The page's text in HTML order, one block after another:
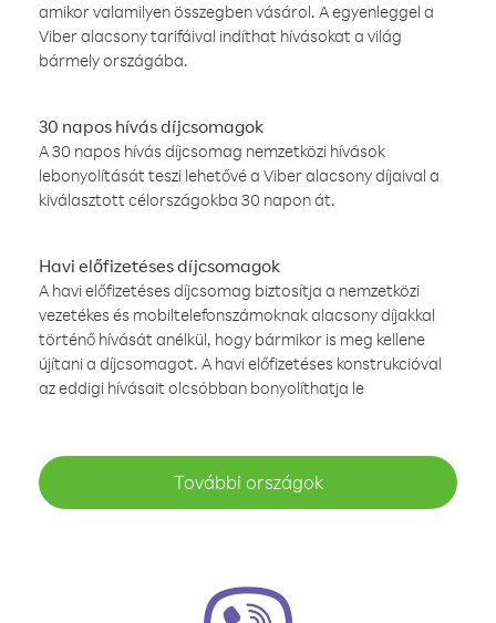
amikor valamilyen összegben vásárol. A egyenleggel a
Viber alacsony tarifáival indíthat hívásokat a világ
bármely országába.
30 napos hívás díjcsomagok
A 30 napos hívás díjcsomag nemzetközi hívások
lebonyolítását teszi lehetővé a Viber alacsony díjaival a
kiválasztott célországokba 30 napon át.
Havi előfizetéses díjcsomagok
A havi előfizetéses díjcsomag biztosítja a nemzetközi
vezetékes és mobiltelefonszámoknak alacsony díjakkal
történő hívását anélkül, hogy bármikor is meg kellene
újítani a díjcsomagot. A havi előfizetéses konstrukcióval
az eddigi hívásait olcsóbban bonyolíthatja le
További országok